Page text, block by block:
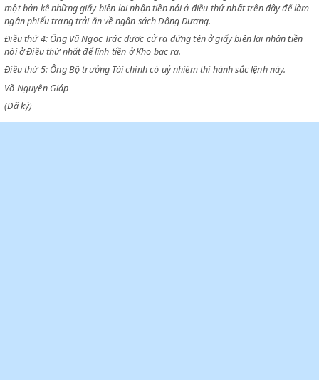
Dương (conptophors Cudgot du Surget General).
Tài khoản ấy gọi là: "Tiền chi tiêu cần cấp về công việc quốc gia sẽ
sau" (Dó urgentan du Gouverment à régularibor).
Cuối mỗi tháng sở Kho bạc Trung ương sẽ gửi cho Nhà giám đốc Tài
một bản kê những giấy biên lai nhận tiền nói ở điều thứ nhất trên đây
ngân phiếu trang trải ăn về ngân sách Đông Dương.
Điều thứ 4: Ông Vũ Ngọc Trác được cử ra đứng tên ở giấy biên lai
nói ở Điều thứ nhất để lĩnh tiền ở Kho bạc ra.